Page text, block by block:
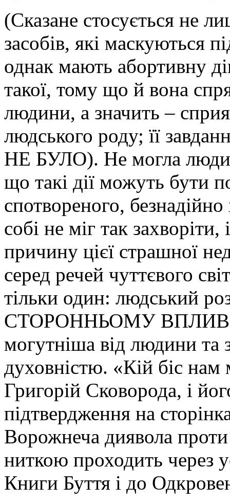
(Сказане стосується не
засобів, які маскуються
однак мають абортивну
такої, тому що й вона
людини, а значить –
людського роду; її
НЕ БУЛО). Не могла
що такі дії можуть бути
спотвореного,
собі не міг так
причину цієї страшної
серед речей чуттєвого
тільки один: людський
СТОРОННЬОМУ
могутніша від людини та
духовністю. «Кій біс нам
Григорій Сковорода, і
підтвердження на
Ворожнеча диявола
ниткою проходить через
Книги Буття і до